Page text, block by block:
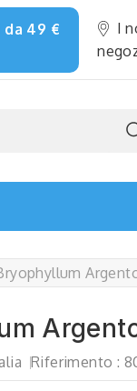
da 49 €
I
Riferimento :